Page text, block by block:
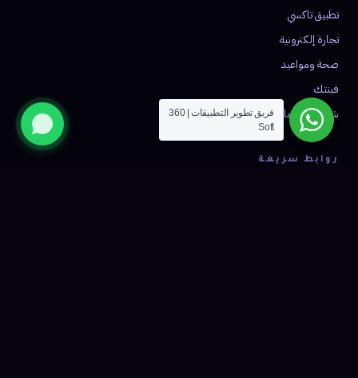
تطبيق تاكسي
تجارة إلكترونية
صحة ومواعيد
فينتك
شبكات اجتماعية
روابط سريعة
فريق تطوير التطبيقات | 360
Soft